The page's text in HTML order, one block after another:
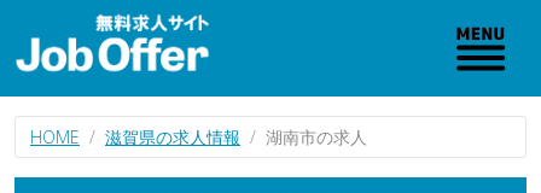
HOME 滋賀県の求人情報 湖南市の求人